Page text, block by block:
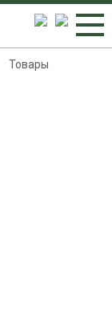
Товары